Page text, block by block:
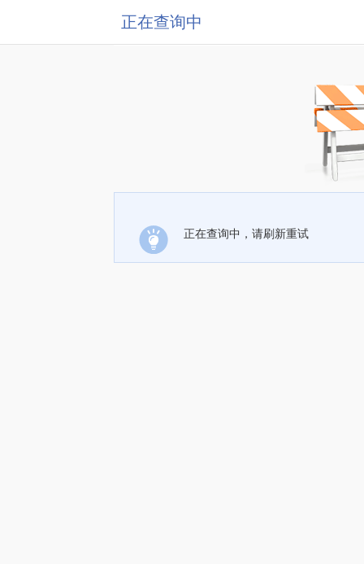
正在查询中
正在查询中，请刷新重试